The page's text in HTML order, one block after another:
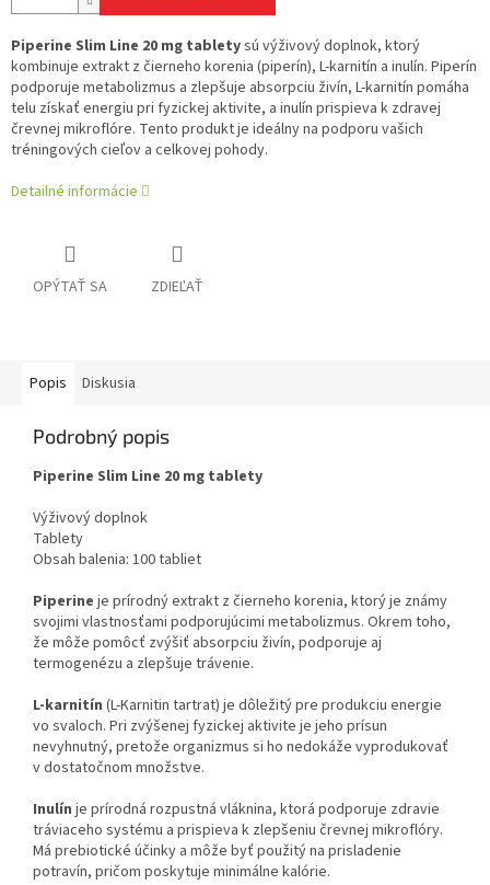
Piperine Slim Line 20 mg tabletysú výživový doplnok, ktorý
kombinuje extrakt z čierneho korenia (piperín), L-karnitín a inulín. Piperín
podporuje metabolizmus a zlepšuje absorpciu živín, L-karnitín pomáha
telu získať energiu pri fyzickej aktivite, a inulín prispieva k zdravej
črevnej mikroflóre. Tento produkt je ideálny na podporu vašich
tréningových cieľov a celkovej pohody.
Detailné informácie
OPÝTAŤ SA ZDIEĽAŤ
Popis Diskusia
Podrobný popis
Piperine Slim Line 20 mg tablety
Výživový doplnok
Tablety
Obsah balenia: 100 tabliet
Piperine je prírodný extrakt z čierneho korenia, ktorý je známy
svojimi vlastnosťami podporujúcimi metabolizmus. Okrem toho,
že môže pomôcť zvýšiť absorpciu živín, podporuje aj
termogenézu a zlepšuje trávenie.
L-karnitín (L-Karnitin tartrat) je dôležitý pre produkciu energie
vo svaloch. Pri zvýšenej fyzickej aktivite je jeho prísun
nevyhnutný, pretože organizmus si ho nedokáže vyprodukovať
v dostatočnom množstve.
Inulín je prírodná rozpustná vláknina, ktorá podporuje zdravie
tráviaceho systému a prispieva k zlepšeniu črevnej mikroflóry.
Má prebiotické účinky a môže byť použitý na prisladenie
potravín, pričom poskytuje minimálne kalórie.